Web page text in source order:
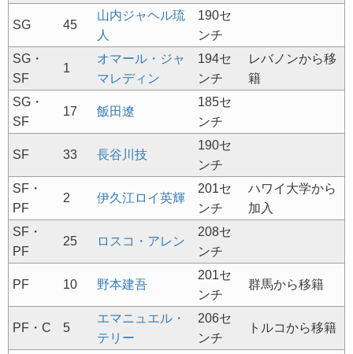
SG 45
山内ジャヘル琉
人
190セ
ンチ
SG・
SF
1
オマール・ジャ
マレディン
194セ
ンチ
レバノンから移
籍
SG・
SF
17 飯田遼
185セ
ンチ
SF 33 長谷川技
190セ
ンチ
SF・
PF
2 伊久江ロイ英輝
201セ
ンチ
ハワイ大学から
加入
SF・
PF
25 ロスコ・アレン
208セ
ンチ
PF 10 野本建吾
201セ
ンチ
群馬から移籍
PF・C 5
エマニュエル・
テリー
206セ
ンチ
トルコから移籍